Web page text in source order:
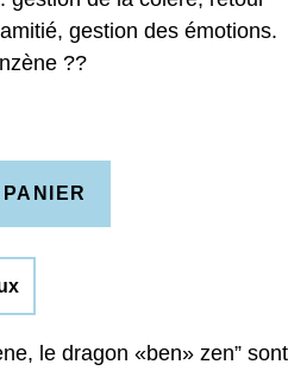
gestion des émotions.
??
le dragon «ben» zen” sont